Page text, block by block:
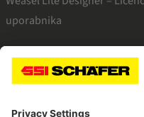
uporabnika